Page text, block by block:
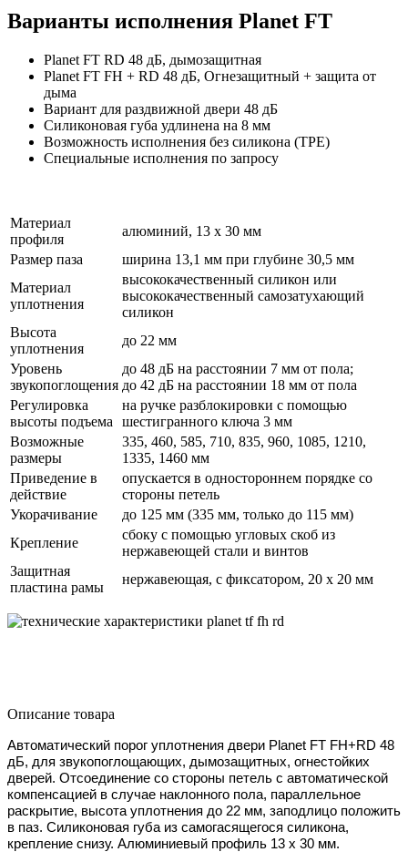
Варианты исполнения Planet FT
Planet FT RD 48 дБ, дымозащитная
Planet FT FH + RD 48 дБ, Огнезащитный + защита от
дыма
Вариант для раздвижной двери 48 дБ
Силиконовая губа удлинена на 8 мм
Возможность исполнения без силикона (TPE)
Специальные исполнения по запросу
Материал
профиля
алюминий, 13 х 30 мм
Размер паза
ширина 13,1 мм при глубине 30,5 мм
Материал
уплотнения
высококачественный силикон или
высококачественный самозатухающий
силикон
Высота
уплотнения
до 22 мм
Уровень
звукопоглощения
до 48 дБ на расстоянии 7 мм от пола;
до 42 дБ на расстоянии 18 мм от пола
Регулировка
высоты подъема
на ручке разблокировки с помощью
шестигранного ключа 3 мм
Возможные
размеры
335, 460, 585, 710, 835, 960, 1085, 1210,
1335, 1460 мм
Приведение в
действие
опускается в одностороннем порядке со
стороны петель
Укорачивание
до 125 мм (335 мм, только до 115 мм)
Крепление
сбоку с помощью угловых скоб из
нержавеющей стали и винтов
Защитная
пластина рамы
нержавеющая, с фиксатором, 20 х 20 мм
Описание товара
Автоматический порог уплотнения двери Planet FT FH+RD 48
дБ, для звукопоглощающих, дымозащитных, огнестойких
дверей. Отсоединение со стороны петель с автоматической
компенсацией в случае наклонного пола, параллельное
раскрытие, высота уплотнения до 22 мм, заподлицо положить
в паз. Силиконовая губа из самогасящегося силикона,
крепление снизу. Алюминиевый профиль 13 х 30 мм.